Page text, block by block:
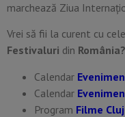
marchează Ziua
Vrei să fii la curent cu
Festivaluri din România?
Calendar
Calendar
Program Filme